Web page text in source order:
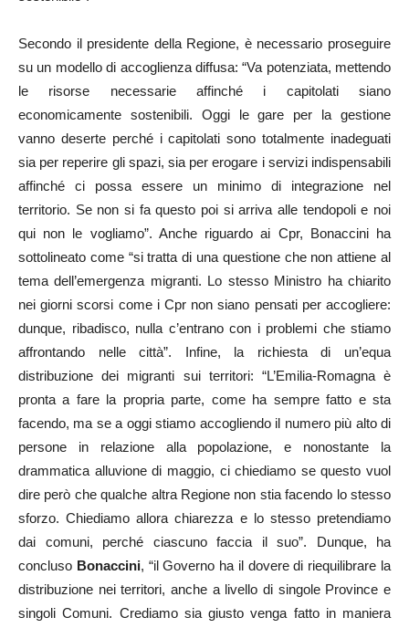
Secondo il presidente della Regione, è necessario proseguire
su un modello di accoglienza diffusa: “Va potenziata, mettendo
le risorse necessarie affinché i capitolati siano
economicamente sostenibili. Oggi le gare per la gestione
vanno deserte perché i capitolati sono totalmente inadeguati
sia per reperire gli spazi, sia per erogare i servizi indispensabili
affinché ci possa essere un minimo di integrazione nel
territorio. Se non si fa questo poi si arriva alle tendopoli e noi
qui non le vogliamo”. Anche riguardo ai Cpr, Bonaccini ha
sottolineato come “si tratta di una questione che non attiene al
tema dell’emergenza migranti. Lo stesso Ministro ha chiarito
nei giorni scorsi come i Cpr non siano pensati per accogliere:
dunque, ribadisco, nulla c’entrano con i problemi che stiamo
affrontando nelle città”. Infine, la richiesta di un’equa
distribuzione dei migranti sui territori: “L’Emilia-Romagna è
pronta a fare la propria parte, come ha sempre fatto e sta
facendo, ma se a oggi stiamo accogliendo il numero più alto di
persone in relazione alla popolazione, e nonostante la
drammatica alluvione di maggio, ci chiediamo se questo vuol
dire però che qualche altra Regione non stia facendo lo stesso
sforzo. Chiediamo allora chiarezza e lo stesso pretendiamo
dai comuni, perché ciascuno faccia il suo”. Dunque, ha
concluso Bonaccini, “il Governo ha il dovere di riequilibrare la
distribuzione nei territori, anche a livello di singole Province e
singoli Comuni. Crediamo sia giusto venga fatto in maniera